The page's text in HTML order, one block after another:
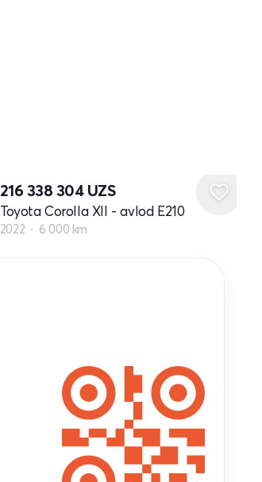
216 338 304 UZS
Toyota Corolla XII - avlod E210
2022 6 000 km